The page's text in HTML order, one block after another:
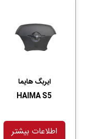
ایربگ هایما
HAIMA S5
اطلاعات بیشتر